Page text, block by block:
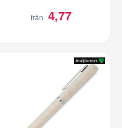
från 4,77